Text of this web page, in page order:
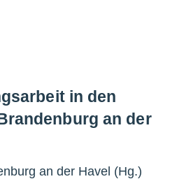
in den
an der
an der Havel (Hg.)